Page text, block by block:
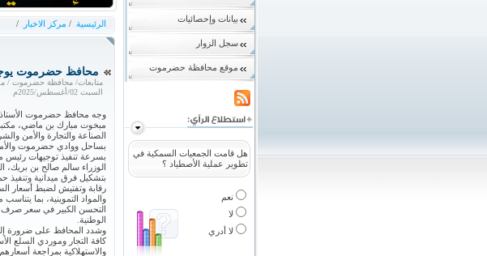
بيانات وإحصائيات
سجل الزوار
موقع محافظة حضرموت
هل قامت الجمعيات السمكية في
تطوير عملية الأصطياد ؟
نعم
لا
لا أدري
الرئيسية / مركز الاخبار /
محافظ حضرموت يوجه
متابعات/ محافظة حضرموت /
السبت 02/أغسطس/2025م
وجه محافظ حضرموت الأستاذ
مبخوت مبارك بن ماضي،
الصناعة والتجارة والأمن
بساحل ووادي حضرموت
بسرعة تنفيذ توجيهات
الوزراء سالم صالح بن بريك،
بتشكيل فرق ميدانية وتنفيذ
رقابة وتفتيش لضبط أسعار
والمواد التموينية، بما يتناسب
التحسن الكبير في سعر صرف
الوطنية.
وشدد المحافظ على ضرورة
كافة التجار وموردي السلع
والاستهلاكية بمراجعة أسعارهم